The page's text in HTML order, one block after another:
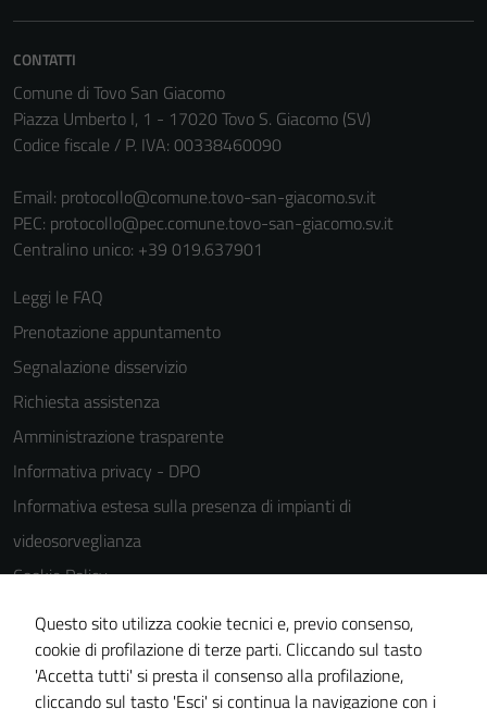
CONTATTI
Comune di Tovo San Giacomo
Piazza Umberto I, 1 - 17020 Tovo S. Giacomo (SV)
Codice fiscale / P. IVA: 00338460090
Email: protocollo@comune.tovo-san-giacomo.sv.it
PEC: protocollo@pec.comune.tovo-san-giacomo.sv.it
Centralino unico: +39 019.637901
Leggi le FAQ
Prenotazione appuntamento
Segnalazione disservizio
Richiesta assistenza
Amministrazione trasparente
Informativa privacy - DPO
Informativa estesa sulla presenza di impianti di
videosorveglianza
Cookie Policy
Note legali
Dichiarazione di accessibilità
Piano di miglioramento del sito
Questo sito utilizza cookie tecnici e, previo consenso,
cookie di profilazione di terze parti. Cliccando sul tasto
'Accetta tutti' si presta il consenso alla profilazione,
cliccando sul tasto 'Esci' si continua la navigazione con i